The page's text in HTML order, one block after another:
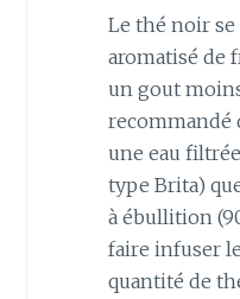
Le thé noir se
aromatisé de
un gout
recommandé
une eau
type Brita)
à ébullition
faire infuser
quantité de